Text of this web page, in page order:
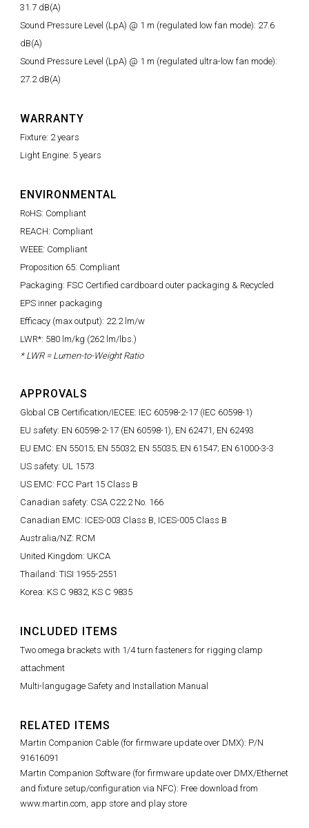
31.7 dB(A)
Sound Pressure Level (LpA) @ 1 m (regulated low fan mode): 27.6
dB(A)
Sound Pressure Level (LpA) @ 1 m (regulated ultra-low fan mode):
27.2 dB(A)
WARRANTY
Fixture: 2 years
Light Engine: 5 years
ENVIRONMENTAL
RoHS: Compliant
REACH: Compliant
WEEE: Compliant
Proposition 65: Compliant
Packaging: FSC Certified cardboard outer packaging & Recycled
EPS inner packaging
Efficacy (max output): 22.2 lm/w
LWR*: 580 lm/kg (262 lm/lbs.)
* LWR = Lumen-to-Weight Ratio
APPROVALS
Global CB Certification/IECEE: IEC 60598-2-17 (IEC 60598-1)
EU safety: EN 60598-2-17 (EN 60598-1), EN 62471, EN 62493
EU EMC: EN 55015; EN 55032; EN 55035; EN 61547; EN 61000-3-3
US safety: UL 1573
US EMC: FCC Part 15 Class B
Canadian safety: CSA C22.2 No. 166
Canadian EMC: ICES-003 Class B, ICES-005 Class B
Australia/NZ: RCM
United Kingdom: UKCA
Thailand: TISI 1955-2551
Korea: KS C 9832, KS C 9835
INCLUDED ITEMS
Two omega brackets with 1/4 turn fasteners for rigging clamp
attachment
Multi-langugage Safety and Installation Manual
RELATED ITEMS
Martin Companion Cable (for firmware update over DMX): P/N
91616091
Martin Companion Software (for firmware update over DMX/Ethernet
and fixture setup/configuration via NFC): Free download from
www.martin.com, app store and play store